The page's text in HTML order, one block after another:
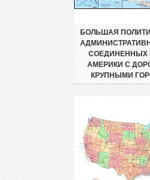
БОЛЬШАЯ
СОЕДИНЕННЫХ
АМЕРИКИ С
КРУПНЫМИ